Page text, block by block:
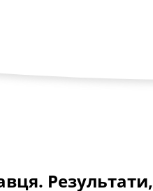
Результати,